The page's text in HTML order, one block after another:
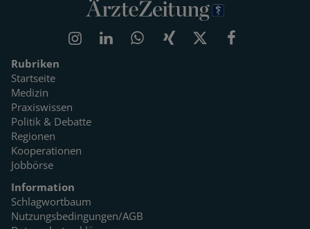
Rubriken
Startseite
Medizin
Praxiswissen
Politik & Debatte
Regionen
Kooperationen
Jobbörse
Information
Schlagwortbaum
Nutzungsbedingungen/AGB